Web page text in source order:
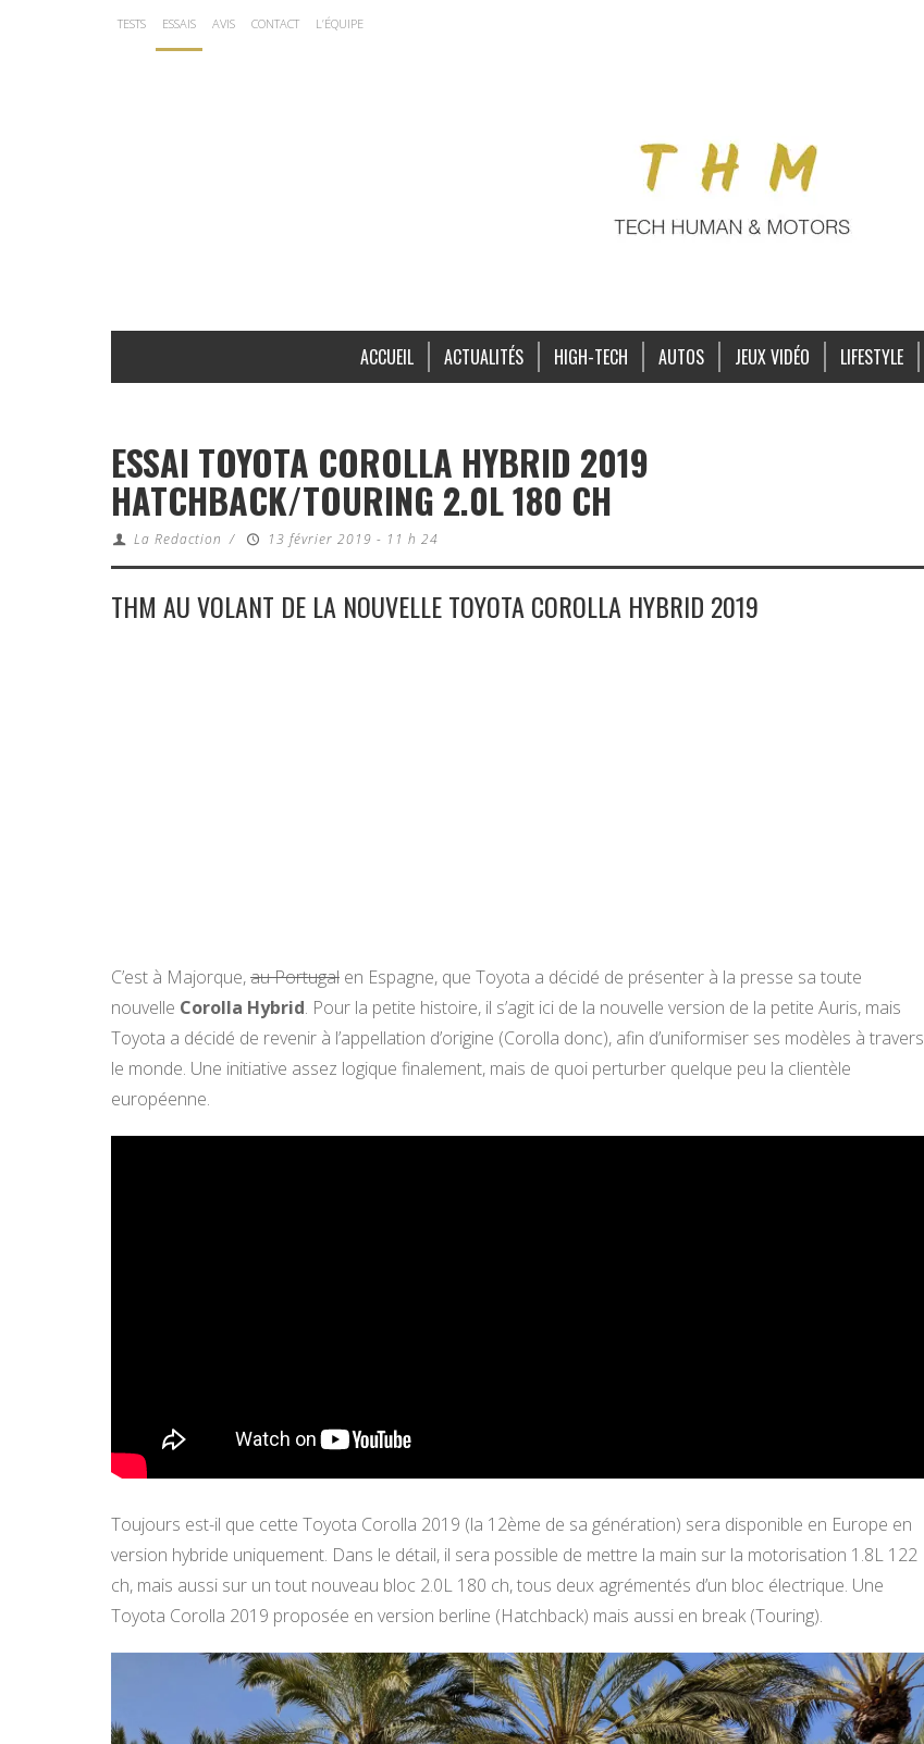
TESTS ESSAIS AVIS CONTACT L’ÉQUIPE
ACCUEIL ACTUALITÉS HIGH-TECH AUTOS JEUX VIDÉO LIFESTYLE
ESSAI TOYOTA COROLLA HYBRID 2019
HATCHBACK/TOURING 2.0L 180 CH
La Redaction / 13 février 2019 - 11 h 24
THM AU VOLANT DE LA NOUVELLE TOYOTA COROLLA HYBRID 2019
C’est à Majorque,au Portugal en Espagne, que Toyota a décidé de présenter à la presse sa toute
nouvelle Corolla Hybrid. Pour la petite histoire, il s’agit ici de la nouvelle version de la petite Auris, mais
Toyota a décidé de revenir à l’appellation d’origine (Corolla donc), afin d’uniformiser ses modèles à travers
le monde. Une initiative assez logique finalement, mais de quoi perturber quelque peu la clientèle
européenne.
Toujours est-il que cette Toyota Corolla 2019 (la 12ème de sa génération) sera disponible en Europe en
version hybride uniquement. Dans le détail, il sera possible de mettre la main sur la motorisation 1.8L 122
ch, mais aussi sur un tout nouveau bloc 2.0L 180 ch, tous deux agrémentés d’un bloc électrique. Une
Toyota Corolla 2019 proposée en version berline (Hatchback) mais aussi en break (Touring).